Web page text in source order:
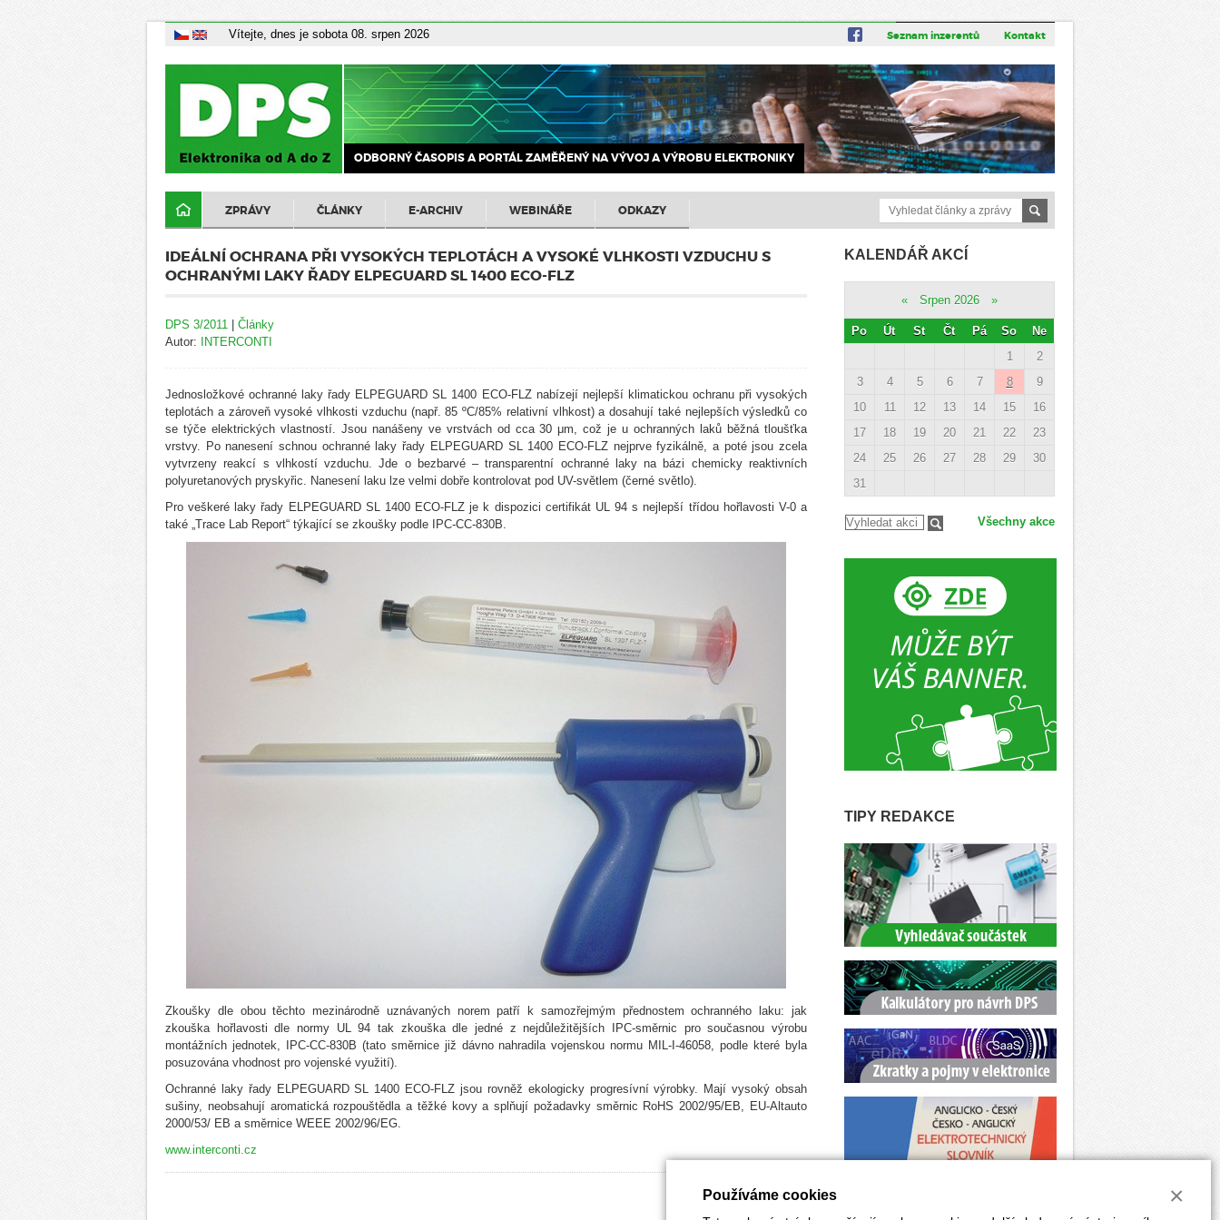
Vítejte, dnes je sobota 08. srpen 2026 Seznam inzerentů Kontakt
ODBORNÝ ČASOPIS A PORTÁL ZAMĚŘENÝ NA VÝVOJ A VÝROBU ELEKTRONIKY
ZPRÁVY ČLÁNKY E-ARCHIV WEBINÁŘE ODKAZY
IDEÁLNÍ OCHRANA PŘI VYSOKÝCH TEPLOTÁCH A VYSOKÉ VLHKOSTI VZDUCHU S
OCHRANÝMI LAKY ŘADY ELPEGUARD SL 1400 ECO-FLZ
DPS 3/2011 | Články
Autor: INTERCONTI
Jednosložkové ochranné laky řady ELPEGUARD SL 1400 ECO-FLZ nabízejí nejlepší klimatickou ochranu při vysokých
teplotách a zároveň vysoké vlhkosti vzduchu (např. 85 ºC/85% relativní vlhkost) a dosahují také nejlepších výsledků co
se týče elektrických vlastností. Jsou nanášeny ve vrstvách od cca 30 μm, což je u ochranných laků běžná tloušťka
vrstvy. Po nanesení schnou ochranné laky řady ELPEGUARD SL 1400 ECO-FLZ nejprve fyzikálně, a poté jsou zcela
vytvrzeny reakcí s vlhkostí vzduchu. Jde o bezbarvé – transparentní ochranné laky na bázi chemicky reaktivních
polyuretanových pryskyřic. Nanesení laku lze velmi dobře kontrolovat pod UV-světlem (černé světlo).
Pro veškeré laky řady ELPEGUARD SL 1400 ECO-FLZ je k dispozici certifikát UL 94 s nejlepší třídou hořlavosti V-0 a
také „Trace Lab Report“ týkající se zkoušky podle IPC-CC-830B.
Zkoušky dle obou těchto mezinárodně uznávaných norem patří k samozřejmým přednostem ochranného laku: jak
zkouška hořlavosti dle normy UL 94 tak zkouška dle jedné z nejdůležitějších IPC-směrnic pro současnou výrobu
montážních jednotek, IPC-CC-830B (tato směrnice již dávno nahradila vojenskou normu MIL-I-46058, podle které byla
posuzována vhodnost pro vojenské využití).
Ochranné laky řady ELPEGUARD SL 1400 ECO-FLZ jsou rovněž ekologicky progresívní výrobky. Mají vysoký obsah
sušiny, neobsahují aromatická rozpouštědla a těžké kovy a splňují požadavky směrnic RoHS 2002/95/EB, EU-Altauto
2000/53/ EB a směrnice WEEE 2002/96/EG.
www.interconti.cz
KALENDÁŘ AKCÍ
« Srpen 2026 »
Po Út St Čt Pá So
Ne
1
2
3
4 5 6 7 8
9
10
11 12 13 14 15
16
17
18 19 20 21 22
23
24
25 26 27 28 29
30
31
Všechny akce
TIPY REDAKCE
Používáme cookies ×